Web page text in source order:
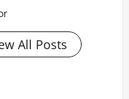
All Posts